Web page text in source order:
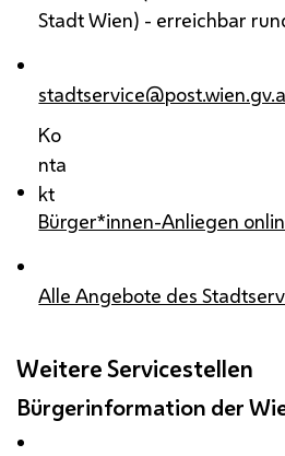
Stadt Wien) - erreichbar
Ko
nta
kt
Bürger*innen-Anliegen
Alle Angebote des
Weitere Servicestellen
Bürgerinformation der